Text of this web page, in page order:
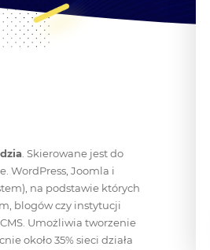
. Skierowane jest do
WordPress, Joomla i
na podstawie których
blogów czy instytucji
Umożliwia tworzenie
około 35% sieci działa